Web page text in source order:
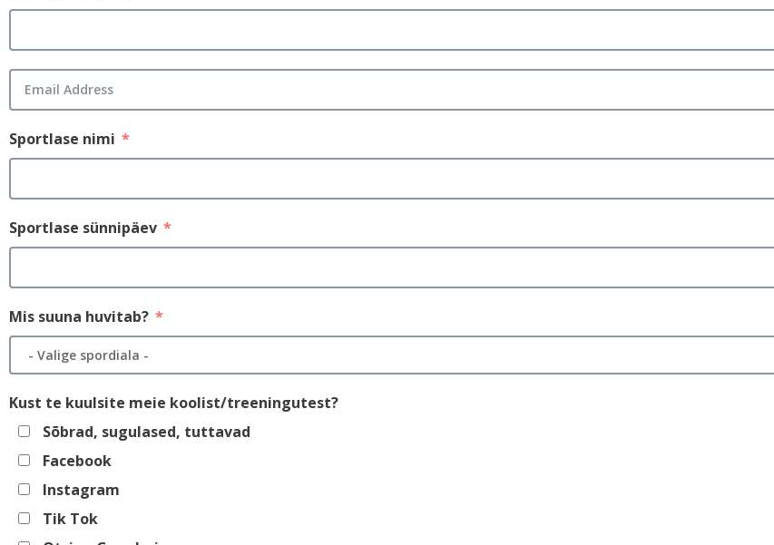
Sportlase nimi
Sportlase sünnipäev
Mis suuna huvitab?
Kust te kuulsite meie koolist/treeningutest?
Sõbrad, sugulased, tuttavad
Facebook
Instagram
Tik Tok